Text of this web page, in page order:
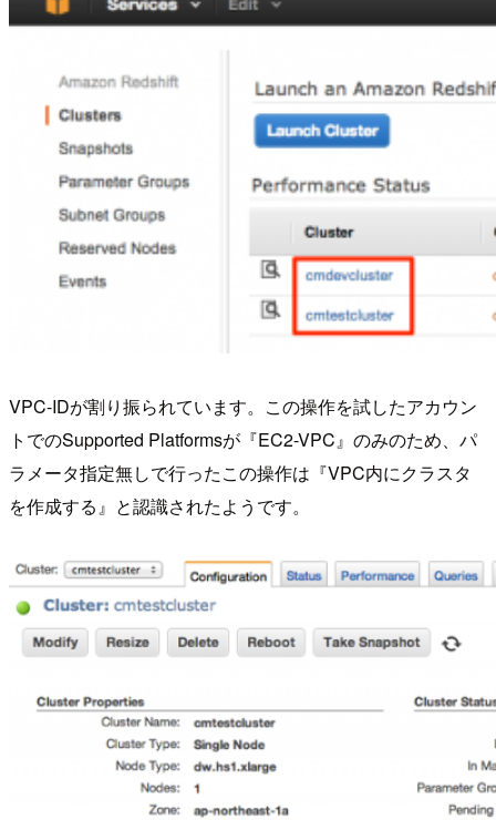
VPC-IDが割り振られています。この操作を試したアカウン
トでのSupported Platformsが『EC2-VPC』のみのため、パ
ラメータ指定無しで行ったこの操作は『VPC内にクラスタ
を作成する』と認識されたようです。